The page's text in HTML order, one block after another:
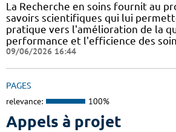
La Recherche en soins fournit au
savoirs scientifiques qui lui
pratique vers l'amélioration de la
performance et l'efficience des
09/06/2026 16:44
PAGES
relevance: 100%
Appels à projet